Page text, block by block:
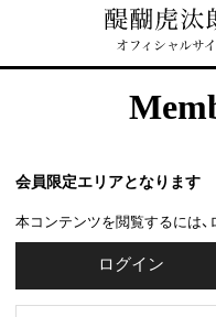
会員限定エリアとなります
本コンテンツを閲覧するには、
ログイン